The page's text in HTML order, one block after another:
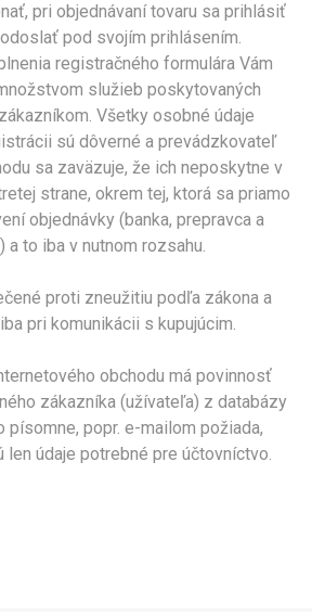
pri objednávaní tovaru sa prihlásiť
pod svojím prihlásením.
registračného formulára Vám
služieb poskytovaných
Všetky osobné údaje
sú dôverné a prevádzkovateľ
sa zaväzuje, že ich neposkytne v
strane, okrem tej, ktorá sa priamo
objednávky (banka, prepravca a
a to iba v nutnom rozsahu.
proti zneužitiu podľa zákona a
pri komunikácii s kupujúcim.
obchodu má povinnosť
zákazníka (užívateľa) z databázy
písomne, popr. e-mailom požiada,
len údaje potrebné pre účtovníctvo.